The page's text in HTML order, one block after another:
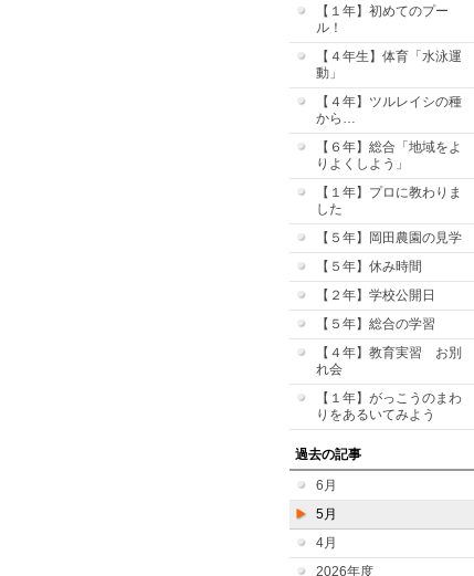
【１年】初めてのプー
ル！
【４年生】体育「水泳運
動」
【４年】ツルレイシの種
から…
【６年】総合「地域をよ
りよくしよう」
【１年】プロに教わりま
した
【５年】岡田農園の見学
【５年】休み時間
【２年】学校公開日
【５年】総合の学習
【４年】教育実習 お別
れ会
【１年】がっこうのまわ
りをあるいてみよう
過去の記事
6月
5月
4月
2026年度